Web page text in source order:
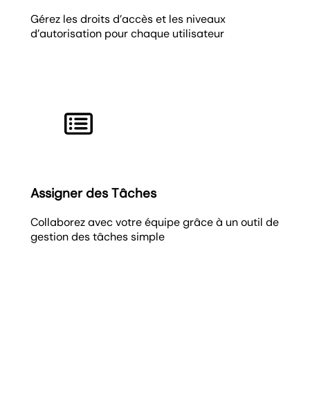
Gérez les droits d’accès et les niveaux
d’autorisation pour chaque utilisateur
Assigner des Tâches
Collaborez avec votre équipe grâce à un outil de
gestion des tâches simple